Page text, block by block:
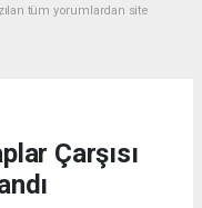
tüm yorumlardan site
Çarşısı